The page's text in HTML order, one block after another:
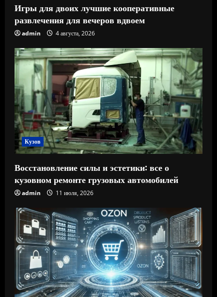
Игры для двоих лучшие кооперативные
развлечения для вечеров вдвоем
admin 4 августа, 2026
Кузов
Восстановление силы и эстетики: все о
кузовном ремонте грузовых автомобилей
admin 11 июля, 2026